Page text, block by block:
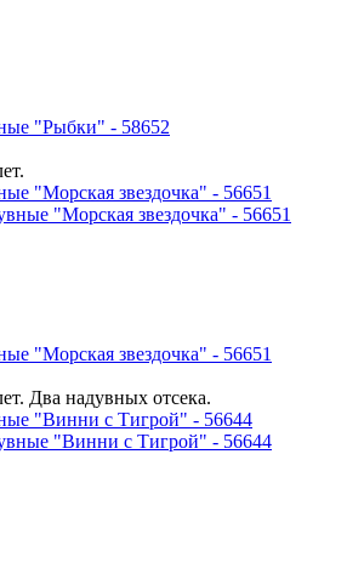
"Рыбки" - 58652
"Морская звездочка" - 56651
"Морская звездочка" - 56651
Два надувных отсека.
"Винни с Тигрой" - 56644